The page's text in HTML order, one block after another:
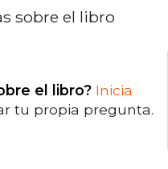
sobre el libro
el libro? Inicia
tu propia pregunta.